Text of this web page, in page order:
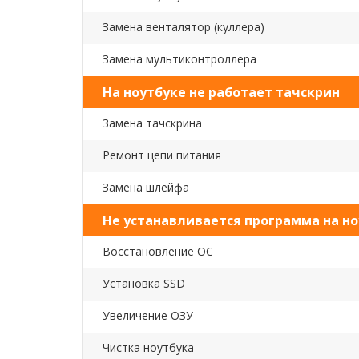
Замена венталятор (куллера)
Замена мультиконтроллера
На ноутбуке не работает тачскрин
Замена тачскрина
Ремонт цепи питания
Замена шлейфа
Не устанавливается программа на
Восстановление ОС
Установка SSD
Увеличение ОЗУ
Чистка ноутбука